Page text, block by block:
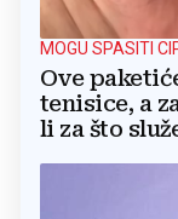
MOGU SPASITI
Ove
tenisice, a
li za što